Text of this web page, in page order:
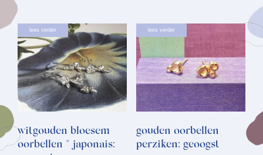
lees verder
witgouden bloesem
oorbellen * japonais:
lees verder
gouden oorbellen
perziken: geoogst